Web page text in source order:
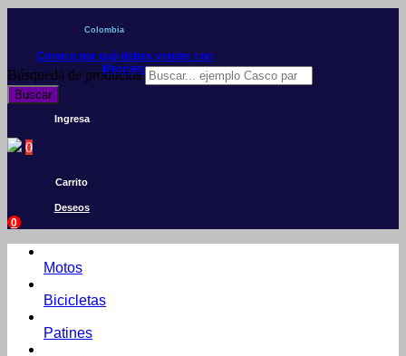
Colombia
Conoce por qué debes vender con
Mercleta
Búsqueda de productos
Buscar
Ingresa
0
Carrito
Deseos
0
Motos
Bicicletas
Patines